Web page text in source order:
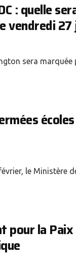
: quelle
vendredi
sera
le Ministère
la Paix